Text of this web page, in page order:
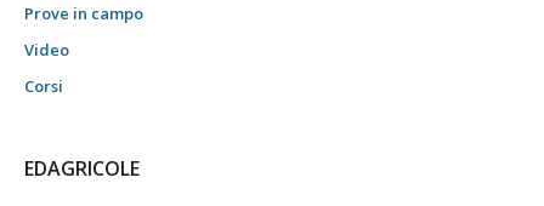
Prove in campo
Video
Corsi
EDAGRICOLE